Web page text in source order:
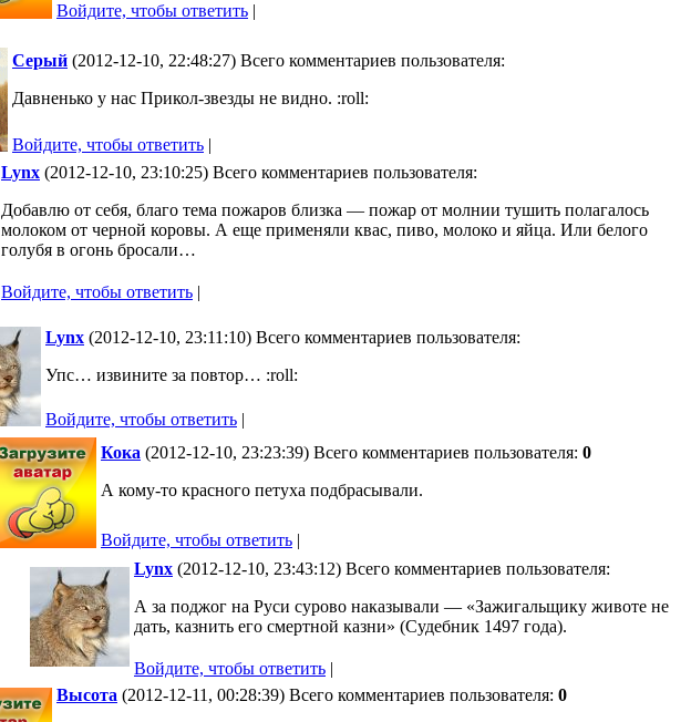
Войдите, чтобы ответить |
Серый (2012-12-10, 22:48:27) Всего комментариев пользователя:
Давненько у нас Прикол-звезды не видно. :roll:
Войдите, чтобы ответить |
Lynx (2012-12-10, 23:10:25) Всего комментариев пользователя:
Добавлю от себя, благо тема пожаров близка — пожар от молнии тушить полагалось
молоком от черной коровы. А еще применяли квас, пиво, молоко и яйца. Или белого
голубя в огонь бросали…
Войдите, чтобы ответить |
Lynx (2012-12-10, 23:11:10) Всего комментариев пользователя:
Упс… извините за повтор… :roll:
Войдите, чтобы ответить |
Кока (2012-12-10, 23:23:39) Всего комментариев пользователя: 0
А кому-то красного петуха подбрасывали.
Войдите, чтобы ответить |
Lynx (2012-12-10, 23:43:12) Всего комментариев пользователя:
А за поджог на Руси сурово наказывали — «Зажигальщику животе не
дать, казнить его смертной казни» (Судебник 1497 года).
Войдите, чтобы ответить |
Высота (2012-12-11, 00:28:39) Всего комментариев пользователя: 0